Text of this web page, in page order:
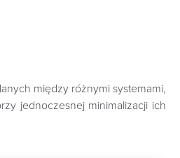
między różnymi systemami,
jednoczesnej minimalizacji ich